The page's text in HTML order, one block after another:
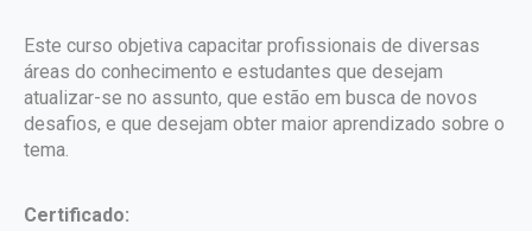
Este curso objetiva capacitar profissionais de diversas
áreas do conhecimento e estudantes que desejam
atualizar-se no assunto, que estão em busca de novos
desafios, e que desejam obter maior aprendizado sobre o
tema.
Certificado: